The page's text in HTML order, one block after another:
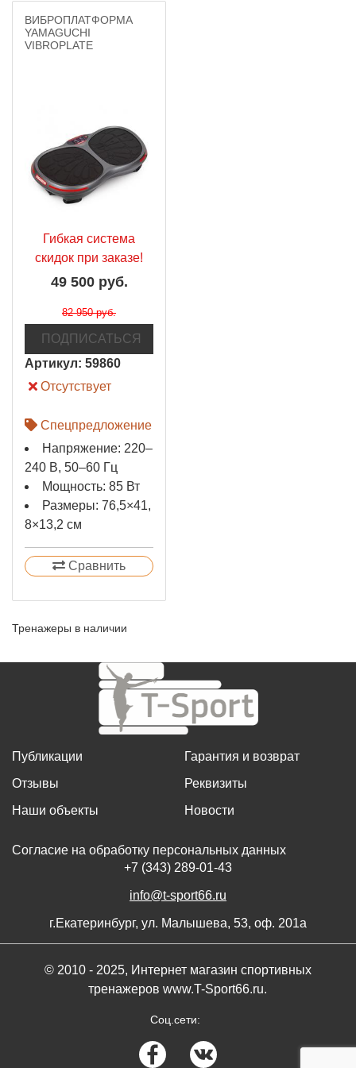
ВИБРОПЛАТФОРМА
YAMAGUCHI
VIBROPLATE
Гибкая система
скидок при заказе!
49 500 руб.
82 950 руб.
ПОДПИСАТЬСЯ
Артикул: 59860
Отсутствует
Спецпредложение
Напряжение: 220–
240 В, 50–60 Гц
Мощность: 85 Вт
Размеры: 76,5×41,
8×13,2 см
Сравнить
Тренажеры в наличии
Публикации
Отзывы
Наши объекты
Гарантия и возврат
Реквизиты
Новости
Согласие на обработку персональных данных
+7 (343) 289-01-43
info@t-sport66.ru
г.Екатеринбург, ул. Малышева, 53, оф. 201а
© 2010 - 2025, Интернет магазин спортивных
тренажеров www.T-Sport66.ru.
Соц.сети: